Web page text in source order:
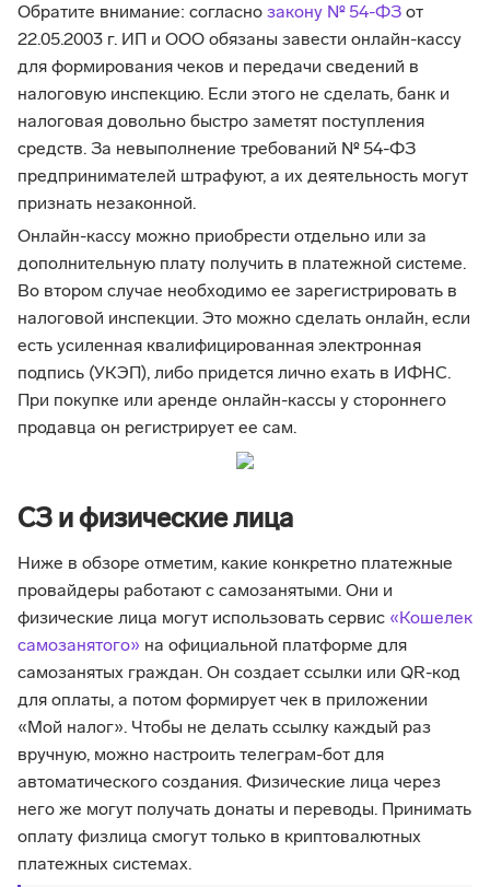
Обратите внимание: согласно закону № 54-ФЗ от
22.05.2003 г. ИП и ООО обязаны завести онлайн-кассу
для формирования чеков и передачи сведений в
налоговую инспекцию. Если этого не сделать, банк и
налоговая довольно быстро заметят поступления
средств. За невыполнение требований № 54-ФЗ
предпринимателей штрафуют, а их деятельность могут
признать незаконной.
Онлайн-кассу можно приобрести отдельно или за
дополнительную плату получить в платежной системе.
Во втором случае необходимо ее зарегистрировать в
налоговой инспекции. Это можно сделать онлайн, если
есть усиленная квалифицированная электронная
подпись (УКЭП), либо придется лично ехать в ИФНС.
При покупке или аренде онлайн-кассы у стороннего
продавца он регистрирует ее сам.
СЗ и физические лица
Ниже в обзоре отметим, какие конкретно платежные
провайдеры работают с самозанятыми. Они и
физические лица могут использовать сервис «Кошелек
самозанятого» на официальной платформе для
самозанятых граждан. Он создает ссылки или QR-код
для оплаты, а потом формирует чек в приложении
«Мой налог». Чтобы не делать ссылку каждый раз
вручную, можно настроить телеграм-бот для
автоматического создания. Физические лица через
него же могут получать донаты и переводы. Принимать
оплату физлица смогут только в криптовалютных
платежных системах.